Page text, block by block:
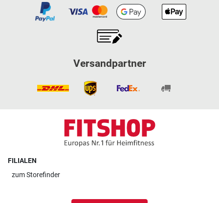
Versandpartner
FILIALEN
zumStorefinder